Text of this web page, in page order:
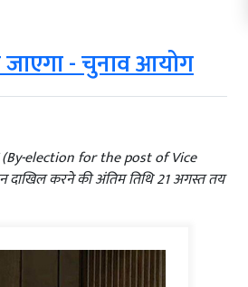
जाएगा - चुनाव आयोग
(By-election for the post of Vice
दाखिल करने की अंतिम तिथि 21 अगस्त तय